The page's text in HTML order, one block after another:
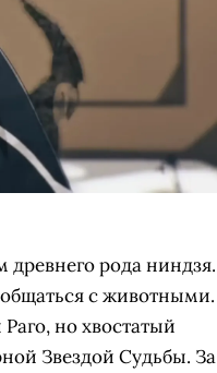
рода ниндзя.
с животными.
но хвостатый
Звездой Судьбы. За